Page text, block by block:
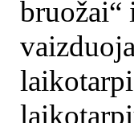
bruožai“